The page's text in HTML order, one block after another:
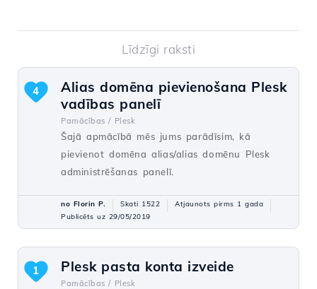
Līdzīgi raksti
Alias domēna pievienošana Plesk
vadības panelī
Pamācības / Plesk
Šajā apmācībā mēs jums parādīsim, kā
pievienot domēna alias/alias domēnu Plesk
administrēšanas panelī.
4
no Florin P. Skati 1522
Atjaunots pirms 1 gada
Publicēts uz 29/05/2019
Plesk pasta konta izveide
Pamācības / Plesk
1